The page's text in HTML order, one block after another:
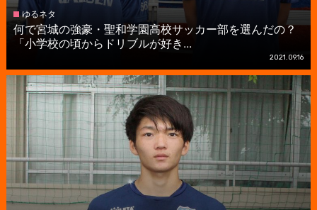
ゆるネタ
何で宮城の強豪・聖和学園高校サッカー部を選んだの？
「小学校の頃からドリブルが好き...
2021.09.16